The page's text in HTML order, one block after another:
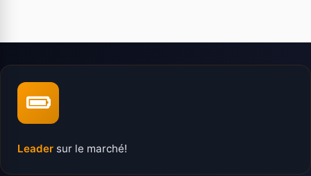
Leader sur le marché!